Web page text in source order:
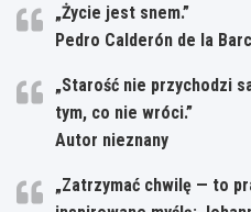
„Życie jest snem.”
Pedro Calderón de la
„Starość nie przychodzi
tym, co nie wróci.”
Autor nieznany
„Zatrzymać chwilę — to